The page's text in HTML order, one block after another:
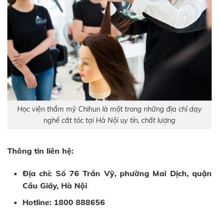
Học viện thẩm mỹ Chihun là một trong những địa chỉ dạy
nghề cắt tóc tại Hà Nội uy tín, chất lượng
Thông tin liên hệ:
Địa chỉ: Số 76 Trần Vỹ, phường Mai Dịch, quận
Cầu Giấy, Hà Nội
Hotline: 1800 888656